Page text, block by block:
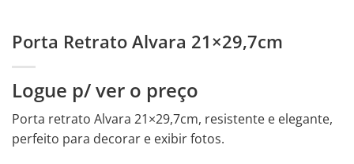
Porta Retrato Alvara 21×29,7cm
Logue p/ ver o preço
Porta retrato Alvara 21×29,7cm, resistente e elegante,
perfeito para decorar e exibir fotos.